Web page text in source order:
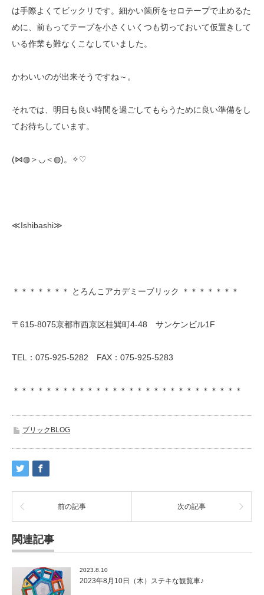
は手際よくてビックリです。細かい箇所をセロテープで止めるた
めに、前もってテープを小さくいくつも切っておいて仮置きして
いる作業も難なくこなしていました。
かわいいのが出来そうですね～。
それでは、明日も良い時間を過ごしてもらうために良い準備をし
てお待ちしています。
(⋈◍＞◡＜◍)。✧♡
≪Ishibashi≫
＊＊＊＊＊＊＊ とろんこアカデミーブリック ＊＊＊＊＊＊＊
〒615-8075京都市西京区桂巽町4-48 サンケンビル1F
TEL：075-925-5282 FAX：075-925-5283
＊＊＊＊＊＊＊＊＊＊＊＊＊＊＊＊＊＊＊＊＊＊＊＊＊＊＊＊
ブリックBLOG
前の記事 次の記事
関連記事
2023.8.10
2023年8月10日（木）ステキな観覧車♪